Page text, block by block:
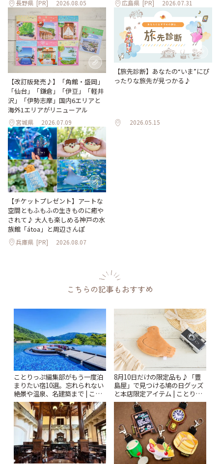
長野県 [PR] 2026.08.05 広島県 [PR] 2026.07.31
【改訂版発売♪】「角館・盛岡」
「仙台」「鎌倉」「伊豆」「軽井
沢」「伊勢志摩」国内6エリアと
海外1エリアがリニューアル
宮城県 2026.07.09
【旅先診断】あなたの“いま”にぴ
ったりな旅先が見つかる♪
2026.05.15
【チケットプレゼント】アートな
空間ともふもふの生きものに癒や
されて♪ 大人も楽しめる神戸の水
族館「átoa」と周辺さんぽ
兵庫県 [PR] 2026.08.07
こちらの記事もおすすめ
ことりっぷ編集部がもう一度泊
まりたい宿10選。忘れられない
絶景や温泉、名建築まで | こと
りっぷ
8月10日だけの限定品も♪「豊
島屋」で見つける鳩の日グッズ
と本店限定アイテム | ことりっ
ぷ